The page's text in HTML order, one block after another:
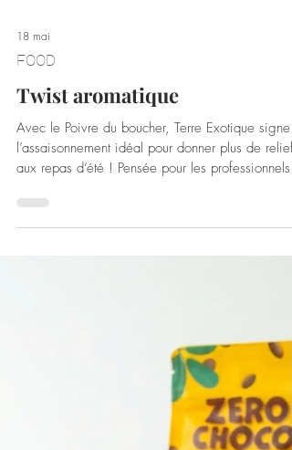
18 mai
Twist aromatique
Avec le Poivre du boucher, Terre Exotique signe
plancha.Son assemblage réunit poivre noir de
Tellicherry, poivre sauvage de la Likouala, baie
Tasmanie et baie de la Jamaïque, associés à du
thym, de l’origan, de l’échalote ciselée, des